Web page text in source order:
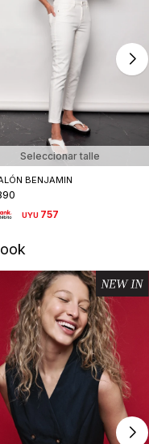
Seleccionar talle
BENJAMIN
UYU 757